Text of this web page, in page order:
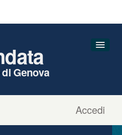
Accedi
Genova